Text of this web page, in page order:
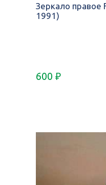
Зеркало правое
1991)
600 ₽